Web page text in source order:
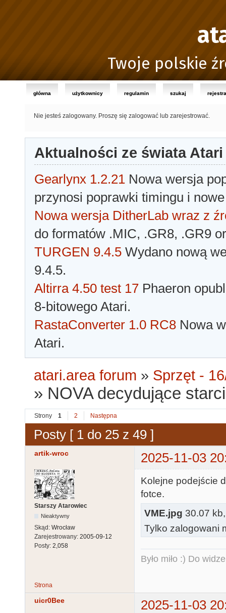
Twoje polskie
główna użytkownicy regulamin szukaj
Nie jesteś zalogowany. Proszę się zalogować lub zarejestrować.
Aktualności ze świata Atari
Gearlynx 1.2.21 Nowa wersja
przynosi poprawki timingu i
Nowa wersja DitherLab wraz z
do formatów .MIC, .GR8, .GR9
TURGEN 9.4.5 Wydano nową
9.4.5.
Altirra 4.50 test 17 Phaeron
8-bitowego Atari.
RastaConverter 1.0 RC8 Nowa
Atari.
atari.area forum » Sprzęt -
» NOVA decydujące
Strony 1 2 Następna
Posty [ 1 do 25 z 49 ]
artik-wroc 2025-11-03
Starszy Atarowiec
Nieaktywny
Skąd: Wrocław
Zarejestrowany: 2005-09-12
Posty: 2,058
Kolejne podejście
fotce.
VME.jpg 30.07
Tylko zalogowani
Było miło :) Do
Strona
uicr0Bee 2025-11-03